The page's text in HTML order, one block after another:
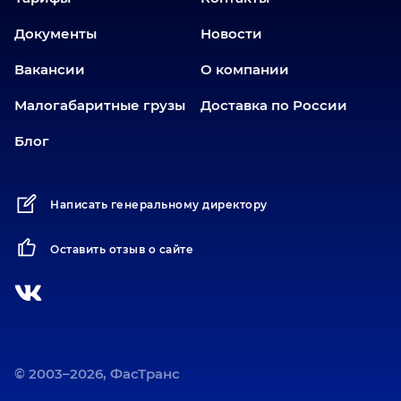
Заводоуковск
Златоуст
Иваново
Казань
Калининград
Карасук
Катав-Ивановск
Коротчаево
Документы Новости
Вакансии О компании
Малогабаритные грузы Доставка по России
Блог
Написать генеральному директору
Оставить отзыв о сайте
© 2003–2026, ФасТранс